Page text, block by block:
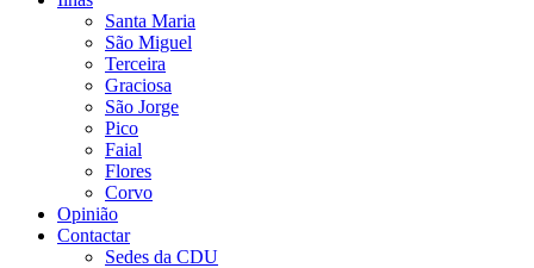
Santa Maria
São Miguel
Terceira
Graciosa
São Jorge
Pico
Faial
Flores
Corvo
Opinião
Contactar
Sedes da CDU